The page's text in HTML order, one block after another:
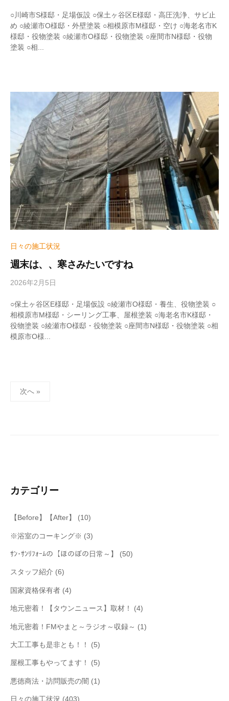
w
r
i
i
z
u
m
e
○川崎市S様邸・足場仮設 ○保土ヶ谷区E様邸・高圧洗浄、サビ止
め ○綾瀬市O様邸・外壁塗装 ○相模原市M様邸・空け ○海老名市K
様邸・役物塗装 ○綾瀬市O様邸・役物塗装 ○座間市N様邸・役物
塗装 ○相...
日々の施工状況
週末は、、寒さみたいですね
2026年2月5日
w
r
i
○保土ヶ谷区E様邸・足場仮設 ○綾瀬市O様邸・養生、役物塗装 ○
相模原市M様邸・シーリング工事、屋根塗装 ○海老名市K様邸・
役物塗装 ○綾瀬市O様邸・役物塗装 ○座間市N様邸・役物塗装 ○相
模原市O様...
り
次へ »
カテゴリー
【Before】【After】 (10)
※浴室のコーキング※ (3)
ｻﾝ･ｻﾝﾘﾌｫｰﾑの【ほのぼの日常～】 (50)
スタッフ紹介 (6)
国家資格保有者 (4)
地元密着！【タウンニュース】取材！ (4)
地元密着！FMやまと～ラジオ～収録～ (1)
大工工事も是非とも！！ (5)
屋根工事もやってます！ (5)
悪徳商法・訪問販売の闇 (1)
日々の施工状況 (403)